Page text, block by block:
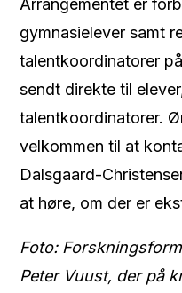
gymnasielever samt
talentkoordinatorer
sendt direkte til
talentkoordinatorer.
velkommen til at
Dalsgaard-
at høre, om der er
Foto:
Peter Vuust, der på